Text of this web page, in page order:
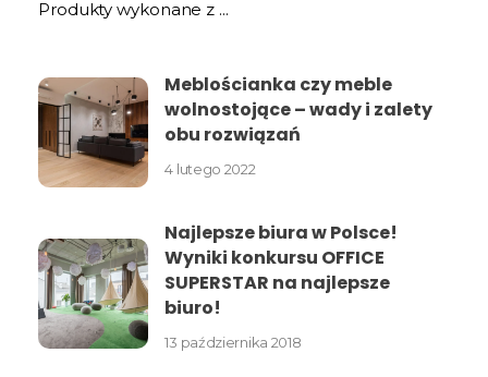
Produkty wykonane z ...
Meblościanka czy meble
wolnostojące – wady i zalety
obu rozwiązań
4 lutego 2022
Najlepsze biura w Polsce!
Wyniki konkursu OFFICE
SUPERSTAR na najlepsze
biuro!
13 października 2018